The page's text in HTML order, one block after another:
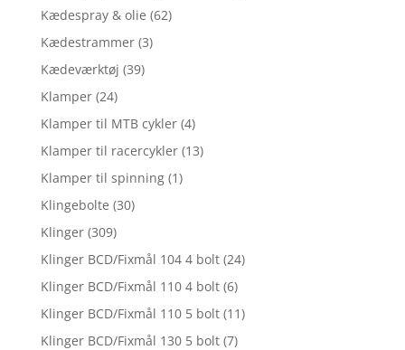
Kædespray & olie (62)
Kædestrammer (3)
Kædeværktøj (39)
Klamper (24)
Klamper til MTB cykler (4)
Klamper til racercykler (13)
Klamper til spinning (1)
Klingebolte (30)
Klinger (309)
Klinger BCD/Fixmål 104 4 bolt (24)
Klinger BCD/Fixmål 110 4 bolt (6)
Klinger BCD/Fixmål 110 5 bolt (11)
Klinger BCD/Fixmål 130 5 bolt (7)